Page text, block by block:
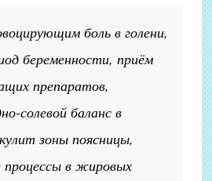
боль в голени,
беременности, приём
препаратов,
солевой баланс в
зоны поясницы,
процессы в жировых